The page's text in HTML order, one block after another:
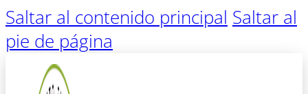
Saltar al contenido principal Saltar al
pie de página